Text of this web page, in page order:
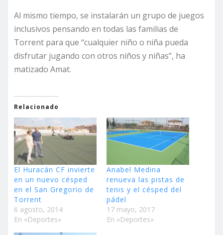
Al mismo tiempo, se instalarán un grupo de juegos
inclusivos pensando en todas las familias de
Torrent para que “cualquier niño o niña pueda
disfrutar jugando con otros niños y niñas”, ha
matizado Amat.
Relacionado
El Huracán CF invierte
en un nuevo césped
en el San Gregorio de
Torrent
6 agosto, 2014
En «Deportes»
Anabel Medina
renueva las pistas de
tenis y el césped del
pádel
17 mayo, 2017
En «Deportes»